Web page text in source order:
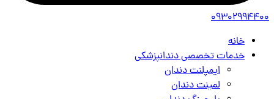
09302994400
خانه
خدمات تخصصی دندانپزشکی
ایمپلنت دندان
لمینت دندان